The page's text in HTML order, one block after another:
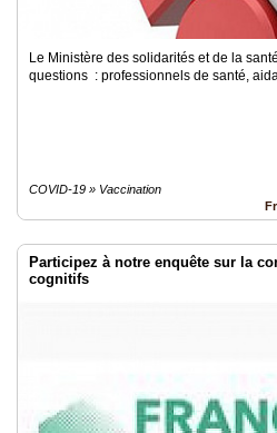
Le Ministère des solidarités et de la
questions : professionnels de santé,
COVID-19 » Vaccination
Participez à notre enquête sur la
cognitifs